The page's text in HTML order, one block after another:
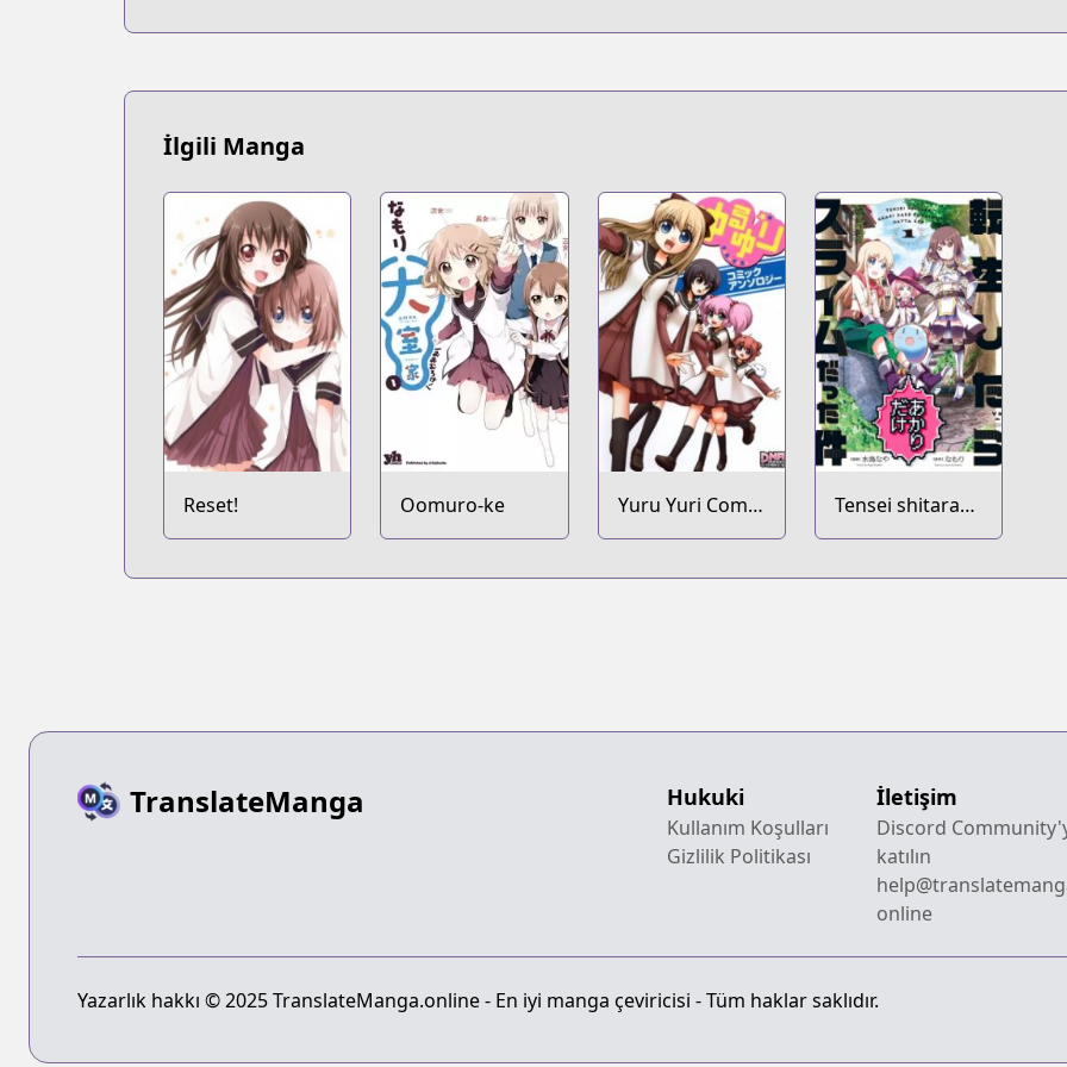
İlgili Manga
Reset! Oomuro-ke
Yuru Yuri Comic
Anthology
Tensei shitara
Akari dake
TranslateManga Hukuki
Kullanım Koşulları
Gizlilik Politikası
İletişim
Discord
katılın
online
Yazarlık hakkı © 2025 TranslateManga.online - En iyi manga çeviricisi - Tüm haklar saklıdır.